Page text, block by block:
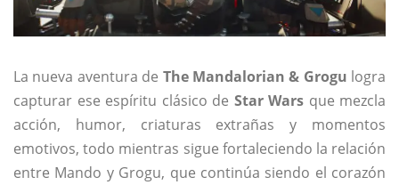
La nueva aventura de The Mandalorian & Grogu logra
capturar ese espíritu clásico de Star Wars que mezcla
acción, humor, criaturas extrañas y momentos
emotivos, todo mientras sigue fortaleciendo la relación
entre Mando y Grogu, que continúa siendo el corazón